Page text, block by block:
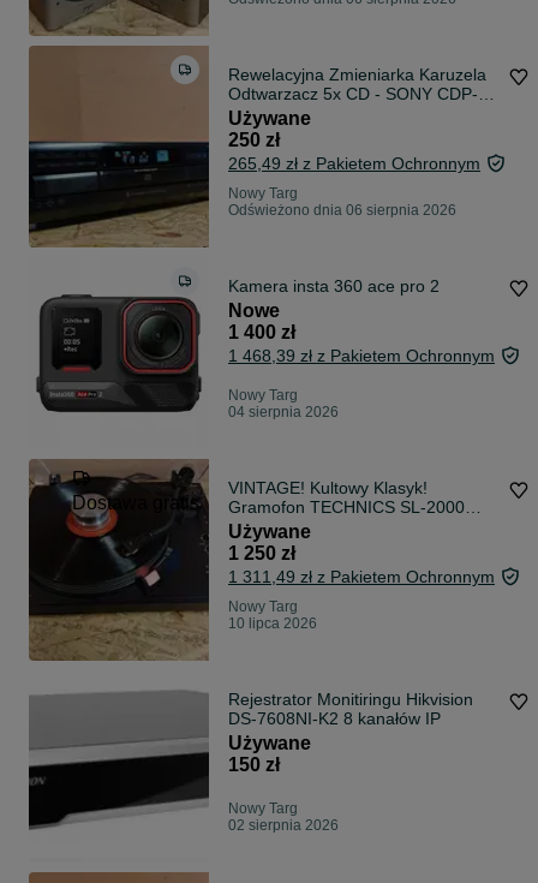
Rewelacyjna Zmieniarka Karuzela
Odtwarzacz 5x CD - SONY CDP-
CE335 /Wysyłka!
Używane
250 zł
265,49 zł z Pakietem Ochronnym
Nowy Targ
Odświeżono dnia 06 sierpnia 2026
Kamera insta 360 ace pro 2
Nowe
1 400 zł
1 468,39 zł z Pakietem Ochronnym
Nowy Targ
04 sierpnia 2026
Dostawa gratis
VINTAGE! Kultowy Klasyk!
Gramofon TECHNICS SL-2000
/Manual /Direct Drive /Wysyłka!
Używane
1 250 zł
1 311,49 zł z Pakietem Ochronnym
Nowy Targ
10 lipca 2026
Rejestrator Monitiringu Hikvision
DS-7608NI-K2 8 kanałów IP
Używane
150 zł
Nowy Targ
02 sierpnia 2026